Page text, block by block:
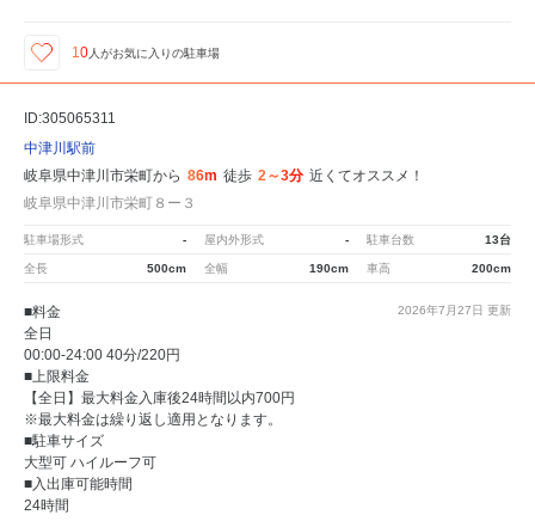
10 人がお気に入りの駐車場
ID:305065311
中津川駅前
岐阜県中津川市栄町から 86m 徒歩 2～3分 近くてオススメ！
岐阜県中津川市栄町８ー３
駐車場形式 - 屋内外形式 - 駐車台数 13台
全長 500cm 全幅 190cm 車高 200cm
2026年7月27日 更新
■料金
全日
00:00-24:00 40分/220円
■上限料金
【全日】最大料金入庫後24時間以内700円
※最大料金は繰り返し適用となります。
■駐車サイズ
大型可 ハイルーフ可
■入出庫可能時間
24時間